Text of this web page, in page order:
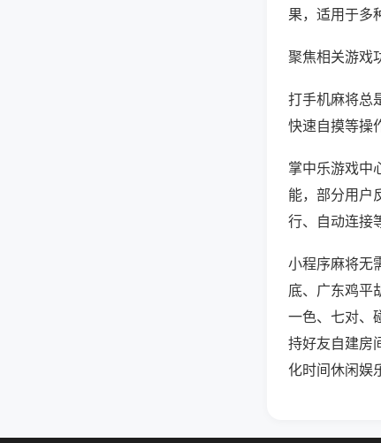
果，适用于多
聚焦相关游戏
打手机麻将总
快速自摸等操
掌中乐游戏中
能，部分用户
行、自动连接
小程序麻将无
底、广东鸡平
一色、七对、
持好友自建房
化时间休闲娱